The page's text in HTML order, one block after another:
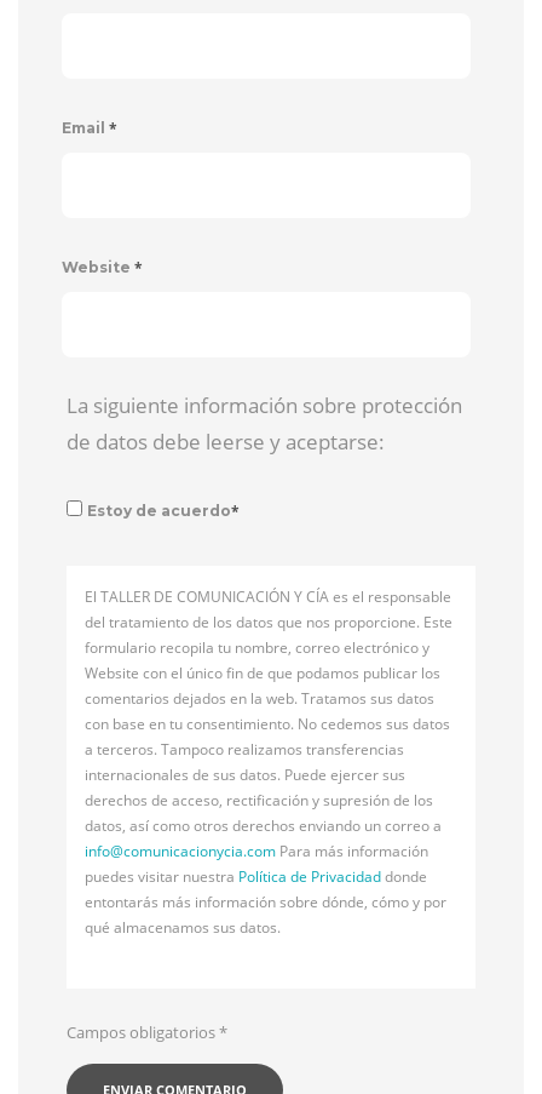
Email *
Website *
La siguiente información sobre protección
de datos debe leerse y aceptarse:
Estoy de acuerdo*
El TALLER DE COMUNICACIÓN Y CÍA es el responsable
del tratamiento de los datos que nos proporcione. Este
formulario recopila tu nombre, correo electrónico y
Website con el único fin de que podamos publicar los
comentarios dejados en la web. Tratamos sus datos
con base en tu consentimiento. No cedemos sus datos
a terceros. Tampoco realizamos transferencias
internacionales de sus datos. Puede ejercer sus
derechos de acceso, rectificación y supresión de los
datos, así como otros derechos enviando un correo a
info@comunicacionycia.com Para más información
puedes visitar nuestra Política de Privacidaddonde
entontarás más información sobre dónde, cómo y por
qué almacenamos sus datos.
Campos obligatorios*